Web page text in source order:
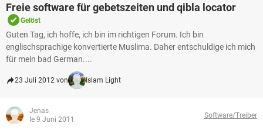
Freie software für gebetszeiten und qibla locator
Gelöst
Guten Tag, ich hoffe, ich bin im richtigen Forum. Ich bin
englischsprachige konvertierte Muslima. Daher entschuldige ich mich
für mein bad German....
23 Juli 2012 von Islam Light
Jenas
le 9 Juni 2011
Software/Treiber